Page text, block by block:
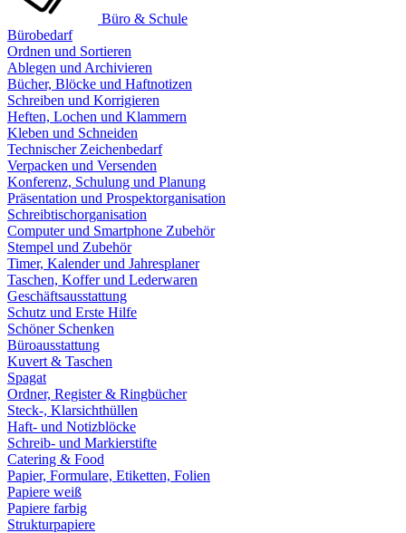
Büro & Schule
Bürobedarf
Ordnen und Sortieren
Ablegen und Archivieren
Bücher, Blöcke und Haftnotizen
Schreiben und Korrigieren
Heften, Lochen und Klammern
Kleben und Schneiden
Technischer Zeichenbedarf
Verpacken und Versenden
Konferenz, Schulung und Planung
Präsentation und Prospektorganisation
Schreibtischorganisation
Computer und Smartphone Zubehör
Stempel und Zubehör
Timer, Kalender und Jahresplaner
Taschen, Koffer und Lederwaren
Geschäftsausstattung
Schutz und Erste Hilfe
Schöner Schenken
Büroausstattung
Kuvert & Taschen
Spagat
Ordner, Register & Ringbücher
Steck-, Klarsichthüllen
Haft- und Notizblöcke
Schreib- und Markierstifte
Catering & Food
Papier, Formulare, Etiketten, Folien
Papiere weiß
Papiere farbig
Strukturpapiere